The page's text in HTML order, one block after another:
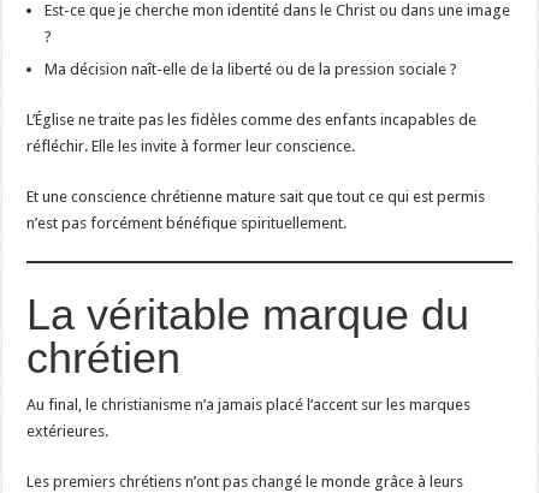
Est-ce que je cherche mon identité dans le Christ ou dans une image
?
Ma décision naît-elle de la liberté ou de la pression sociale ?
L’Église ne traite pas les fidèles comme des enfants incapables de
réfléchir. Elle les invite à former leur conscience.
Et une conscience chrétienne mature sait que tout ce qui est permis
n’est pas forcément bénéfique spirituellement.
La véritable marque du
chrétien
Au final, le christianisme n’a jamais placé l’accent sur les marques
extérieures.
Les premiers chrétiens n’ont pas changé le monde grâce à leurs